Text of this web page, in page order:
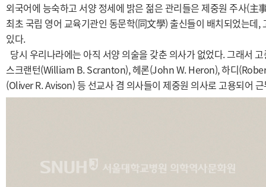
외국어에 능숙하고 서양 정세에 밝은 젊은 관리들은 제중원 주사(主
최초 국립 영어 교육기관인 동문학(同文學) 출신들이 배치되었는데
있다.
당시 우리나라에는 아직 서양 의술을 갖춘 의사가 없었다. 그래서
스크랜턴(William B. Scranton), 헤론(John W. Heron), 하디
(Oliver R. Avison) 등 선교사 겸 의사들이 제중원 의사로 고용되어